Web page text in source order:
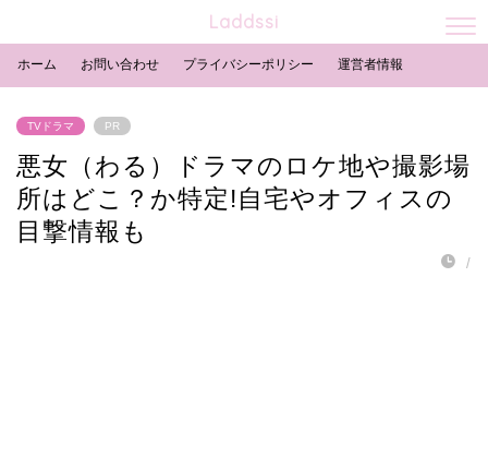
Laddssi
ホーム お問い合わせ プライバシーポリシー 運営者情報
TVドラマ PR
悪女（わる）ドラマのロケ地や撮影場
所はどこ？か特定!自宅やオフィスの
目撃情報も
/